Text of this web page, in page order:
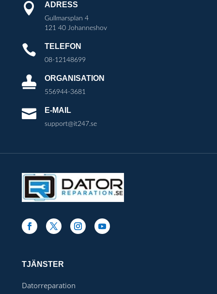
 ADRESS
Gullmarsplan 4
121 40 Johanneshov
 TELEFON
08-12148699
 ORGANISATION
556944-3681
 E-MAIL
support@it247.se
TJÄNSTER
Datorreparation